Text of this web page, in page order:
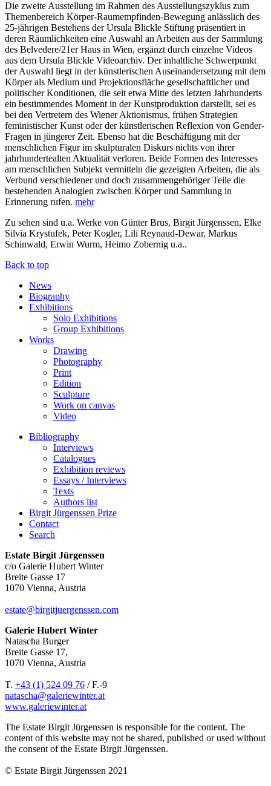
Die zweite Ausstellung im Rahmen des Ausstellungszyklus zum
Themenbereich Körper-Raumempfinden-Bewegung anlässlich des
25-jährigen Bestehens der Ursula Blickle Stiftung präsentiert in
deren Räumlichkeiten eine Auswahl an Arbeiten aus der Sammlung
des Belvedere/21er Haus in Wien, ergänzt durch einzelne Videos
aus dem Ursula Blickle Videoarchiv. Der inhaltliche Schwerpunkt
der Auswahl liegt in der künstlerischen Auseinandersetzung mit dem
Körper als Medium und Projektionsfläche gesellschaftlicher und
politischer Konditionen, die seit etwa Mitte des letzten Jahrhunderts
ein bestimmendes Moment in der Kunstproduktion darstellt, sei es
bei den Vertretern des Wiener Aktionismus, frühen Strategien
feministischer Kunst oder der künstlerischen Reflexion von Gender-
Fragen in jüngerer Zeit. Ebenso hat die Beschäftigung mit der
menschlichen Figur im skulpturalen Diskurs nichts von ihrer
jahrhundertealten Aktualität verloren. Beide Formen des Interesses
am menschlichen Subjekt vermitteln die gezeigten Arbeiten, die als
Verbund verschiedener und doch zusammengehöriger Teile die
bestehenden Analogien zwischen Körper und Sammlung in
Erinnerung rufen. mehr
Zu sehen sind u.a. Werke von Günter Brus, Birgit Jürgenssen, Elke
Silvia Krystufek, Peter Kogler, Lili Reynaud-Dewar, Markus
Schinwald, Erwin Wurm, Heimo Zobernig u.a..
Back to top
News
Biography
Exhibitions
Solo Exhibitions
Group Exhibitions
Works
Drawing
Photography
Print
Edition
Sculpture
Work on canvas
Video
Bibliography
Interviews
Catalogues
Exhibition reviews
Essays / Interviews
Texts
Authors list
Birgit Jürgenssen Prize
Contact
Search
Estate Birgit Jürgenssen
c/o Galerie Hubert Winter
Breite Gasse 17
1070 Vienna, Austria
estate@birgitjuergenssen.com
Galerie Hubert Winter
Natascha Burger
Breite Gasse 17,
1070 Vienna, Austria
T. +43 (1) 524 09 76 / F.-9
natascha@galeriewinter.at
www.galeriewinter.at
The Estate Birgit Jürgenssen is responsible for the content. The
content of this website may not be shared, published or used without
the consent of the Estate Birgit Jürgenssen.
© Estate Birgit Jürgenssen 2021